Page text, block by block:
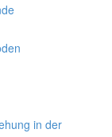
in der